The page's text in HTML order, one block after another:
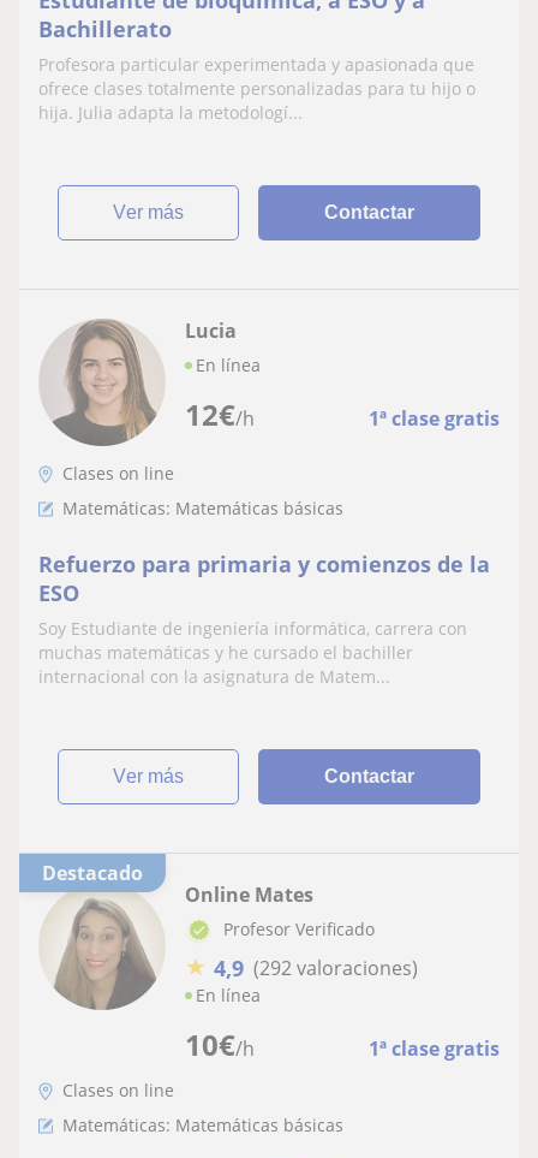
Bachillerato
Profesora particular experimentada y apasionada que
ofrece clases totalmente personalizadas para tu hijo o
hija. Julia adapta la metodologí...
ver más Contactar
12€/h 1ª clase gratis
Lucia
En línea
Clases on line
Matemáticas: Matemáticas básicas
Refuerzo para primaria y comienzos de la
ESO
Soy Estudiante de ingeniería informática, carrera con
muchas matemáticas y he cursado el bachiller
internacional con la asignatura de Matem...
ver más Contactar
Destacado
10€/h 1ª clase gratis
Online Mates
Profesor Verificado
★ 4,9 (292 valoraciones)
En línea
Clases on line
Matemáticas: Matemáticas básicas